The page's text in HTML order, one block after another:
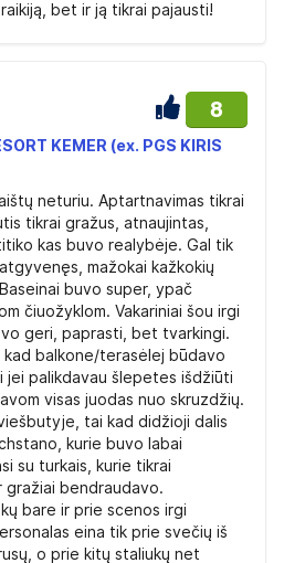
bet ir ją tikrai pajausti!
8
KEMER (ex. PGS KIRIS
neturiu. Aptartnavimas tikrai
tikrai gražus, atnaujintas,
kas buvo realybėje. Gal tik
mažokai kažkokių
buvo super, ypač
čiuožyklom. Vakariniai šou irgi
geri, paprasti, bet tvarkingi.
balkone/terasėlej būdavo
jei palikdavau šlepetes išdžiūti
visas juodas nuo skruzdžių.
tai kad didžioji dalis
kurie buvo labai
su turkais, kurie tikrai
gražiai bendraudavo.
bare ir prie scenos irgi
eina tik prie svečių iš
o prie kitų staliukų net